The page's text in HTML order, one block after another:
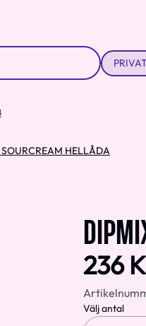
HELLÅDA
236
Välj antal